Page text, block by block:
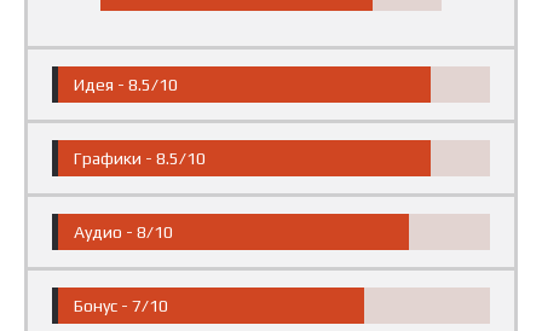
Идея - 8.5/10
Графики - 8.5/10
Аудио - 8/10
Бонус - 7/10